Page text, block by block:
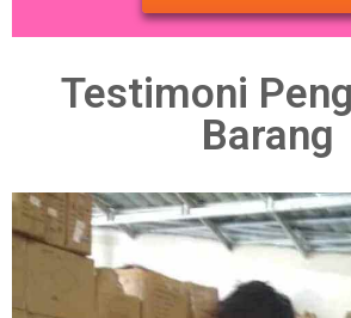
Testimoni
Barang